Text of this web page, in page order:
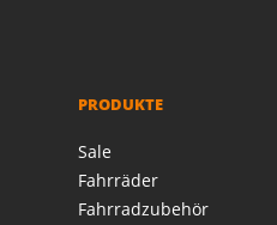
PRODUKTE
Sale
Fahrräder
Fahrradzubehör